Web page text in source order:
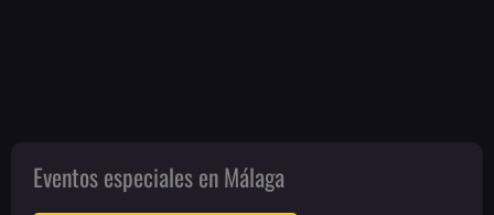
Eventos especiales en Málaga